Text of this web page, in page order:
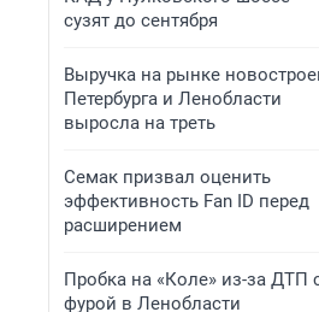
сузят до сентября
Выручка на рынке
Петербурга и Ленобласти
выросла на треть
Семак призвал оценить
эффективность Fan ID перед
расширением
Пробка на «Коле» из-за ДТП
фурой в Ленобласти